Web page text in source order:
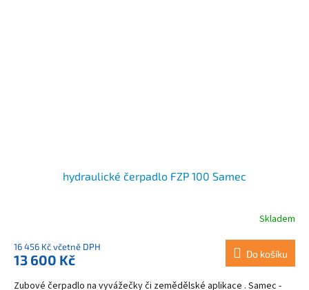
hydraulické čerpadlo FZP 100 Samec
Skladem
16 456 Kč včetně DPH
13 600 Kč Do košíku
Zubové čerpadlo na vyvážečky či zemědělské aplikace . Samec -